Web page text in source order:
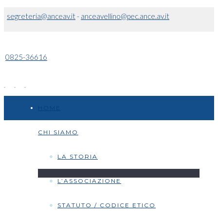
segreteria@anceav.it- anceavellino@pec.ance.av.it
0825-36616
CHI SIAMO
LA STORIA
L’ASSOCIAZIONE
STATUTO / CODICE ETICO